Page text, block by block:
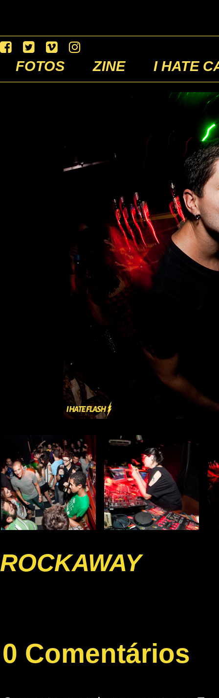
FOTOS ZINE I HATE
ROCKAWAY
0 Comentários